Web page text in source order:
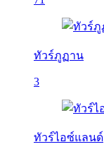
ทัวร์ภูฏาน
3
ทัวร์ไอซ์แลนด์